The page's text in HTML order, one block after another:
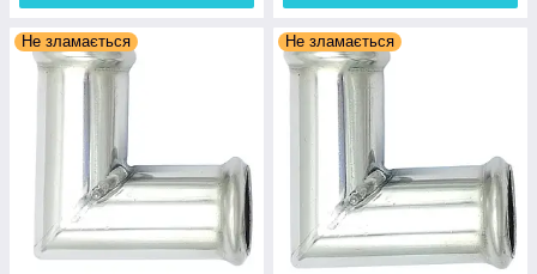
Не зламається Не зламається